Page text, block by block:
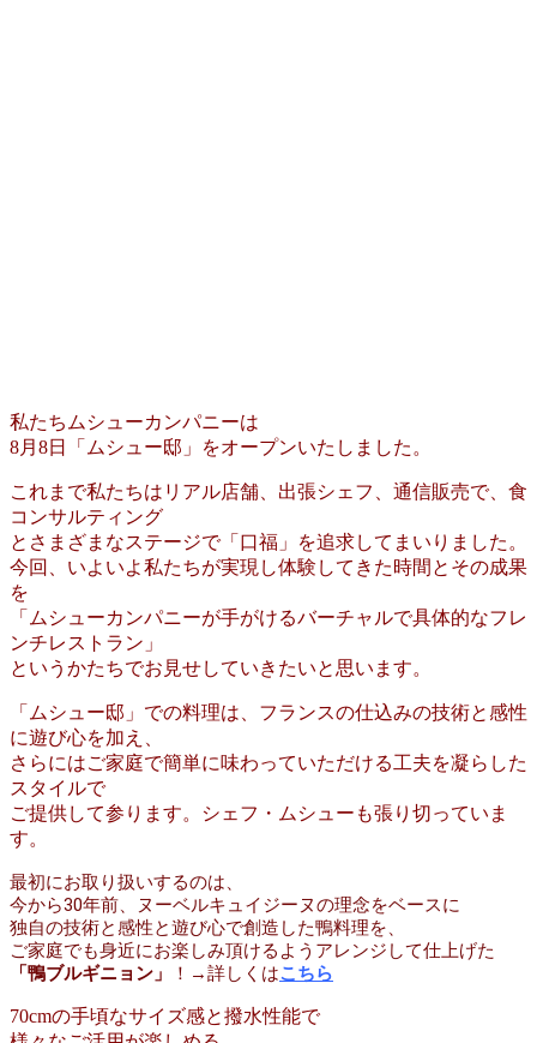
私たちムシューカンパニーは
8月8日「ムシュー邸」をオープンいたしました。
これまで私たちはリアル店舗、出張シェフ、通信販売で、食
コンサルティング
とさまざまなステージで「口福」を追求してまいりました。
今回、いよいよ私たちが実現し体験してきた時間とその成果
を
「ムシューカンパニーが手がけるバーチャルで具体的なフレ
ンチレストラン」
というかたちでお見せしていきたいと思います。
「ムシュー邸」での料理は、フランスの仕込みの技術と感性
に遊び心を加え、
さらにはご家庭で簡単に味わっていただける工夫を凝らした
スタイルで
ご提供して参ります。シェフ・ムシューも張り切っていま
す。
最初にお取り扱いするのは、
今から30年前、ヌーベルキュイジーヌの理念をベースに
独自の技術と感性と遊び心で創造した鴨料理を、
ご家庭でも身近にお楽しみ頂けるようアレンジして仕上げた
「鴨ブルギニョン」
！→詳しくはこちら
70cmの手頃なサイズ感と撥水性能で